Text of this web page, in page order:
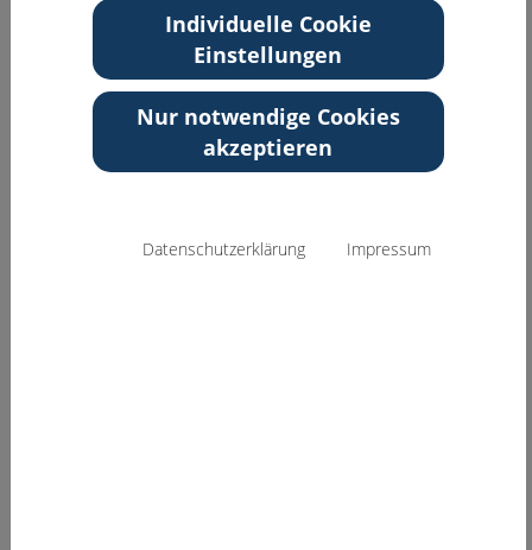
Individuelle Cookie
Einstellungen
Nur notwendige Cookies
akzeptieren
Datenschutzerklärung Impressum
Rheinland-Pfalz
Zurück zur Übersicht